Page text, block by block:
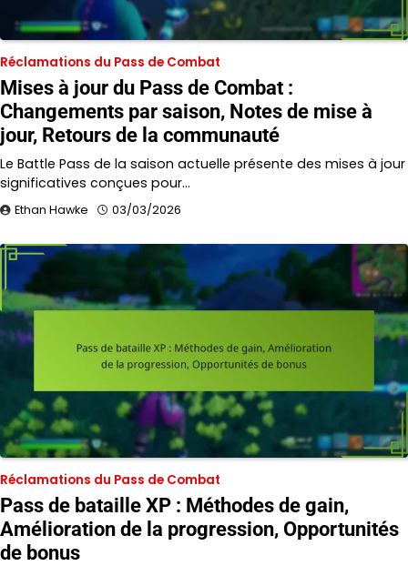
Réclamations du Pass de Combat
Mises à jour du Pass de Combat :
Changements par saison, Notes de mise à
jour, Retours de la communauté
Le Battle Pass de la saison actuelle présente des mises à jour
significatives conçues pour…
Ethan Hawke 03/03/2026
Réclamations du Pass de Combat
Pass de bataille XP : Méthodes de gain,
Amélioration de la progression, Opportunités
de bonus